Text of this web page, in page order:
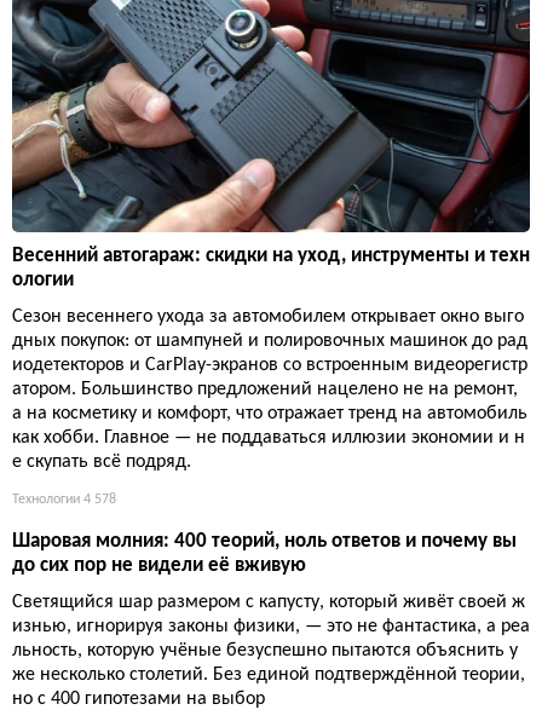
Весенний автогараж: скидки на уход, инструменты и техн
ологии
Сезон весеннего ухода за автомобилем открывает окно выго
дных покупок: от шампуней и полировочных машинок до рад
иодетекторов и CarPlay-экранов со встроенным видеорегистр
атором. Большинство предложений нацелено не на ремонт,
а на косметику и комфорт, что отражает тренд на автомобиль
как хобби. Главное — не поддаваться иллюзии экономии и н
е скупать всё подряд.
Технологии 4 578
Шаровая молния: 400 теорий, ноль ответов и почему вы
до сих пор не видели её вживую
Светящийся шар размером с капусту, который живёт своей ж
изнью, игнорируя законы физики, — это не фантастика, а реа
льность, которую учёные безуспешно пытаются объяснить у
же несколько столетий. Без единой подтверждённой теории,
но с 400 гипотезами на выбор